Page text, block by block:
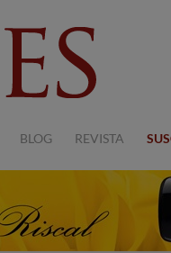
BLOG REVISTA